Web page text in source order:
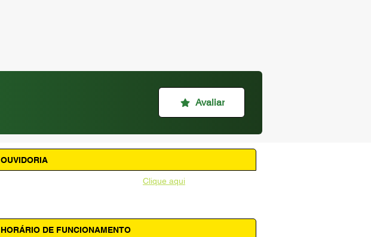
Avaliar
Clique aqui
OUVIDORIA
HORÁRIO DE FUNCIONAMENTO